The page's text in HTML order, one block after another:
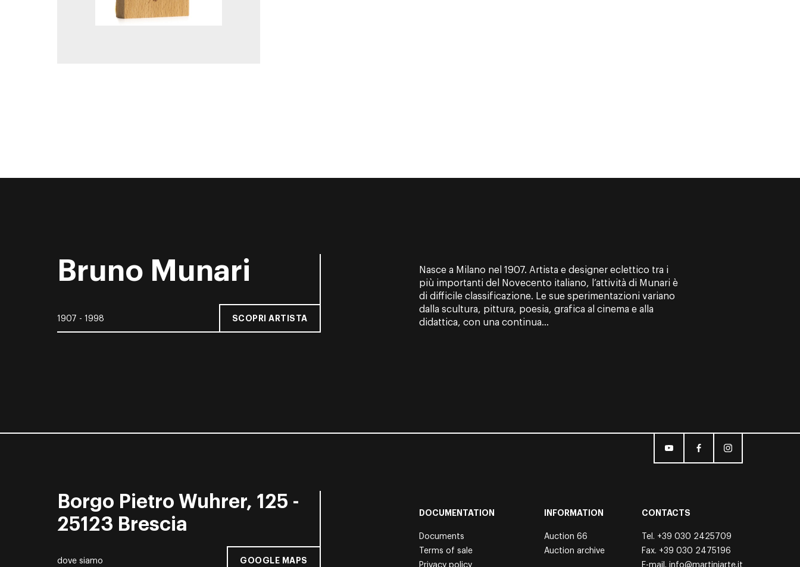
Bruno Munari
1907 - 1998 SCOPRI ARTISTA
Nasce a Milano nel 1907. Artista e designer eclettico tra i
più importanti del Novecento italiano, l’attività di Munari è
di difficile classificazione. Le sue sperimentazioni variano
dalla scultura, pittura, poesia, grafica al cinema e alla
didattica, con una continua...
Borgo Pietro Wuhrer, 125 -
25123 Brescia
dove siamo GOOGLE MAPS
DOCUMENTATION
Documents
Terms of sale
Privacy policy
INFORMATION
Auction 66
Auction archive
CONTACTS
Tel. +39 030 2425709
Fax. +39 030 2475196
E-mail. info@martiniarte.it